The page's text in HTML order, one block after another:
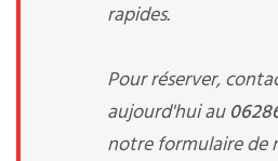
rapides.
Pour réserver,
aujourd'hui au
notre formulaire de